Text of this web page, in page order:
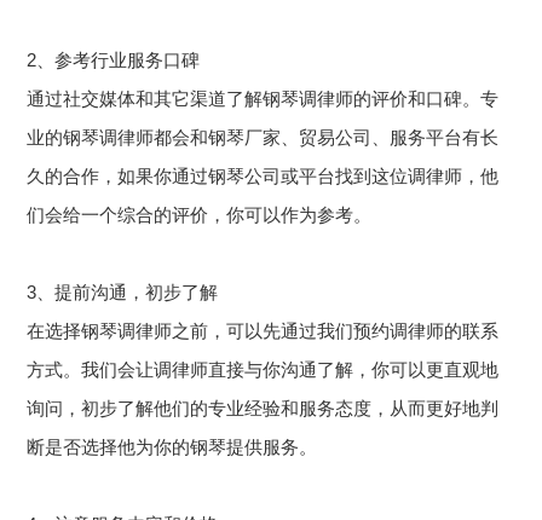
2、参考行业服务口碑
通过社交媒体和其它渠道了解钢琴调律师的评价和口碑。专
业的钢琴调律师都会和钢琴厂家、贸易公司、服务平台有长
久的合作，如果你通过钢琴公司或平台找到这位调律师，他
们会给一个综合的评价，你可以作为参考。
3、提前沟通，初步了解
在选择钢琴调律师之前，可以先通过我们预约调律师的联系
方式。我们会让调律师直接与你沟通了解，你可以更直观地
询问，初步了解他们的专业经验和服务态度，从而更好地判
断是否选择他为你的钢琴提供服务。